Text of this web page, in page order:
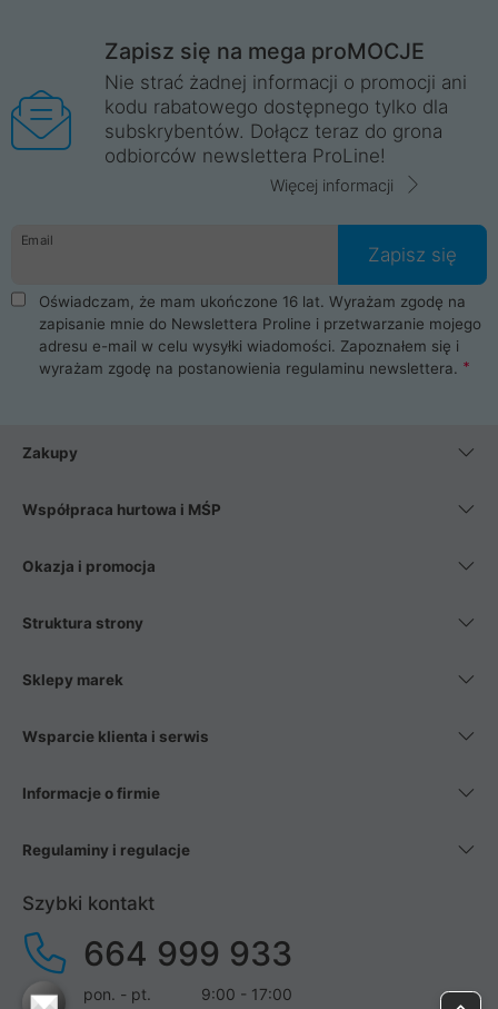
Zapisz się na mega proMOCJE
Nie strać żadnej informacji o promocji ani
kodu rabatowego dostępnego tylko dla
subskrybentów. Dołącz teraz do grona
odbiorców newslettera ProLine!
Więcej informacji
Email
Zapisz się
Oświadczam, że mam ukończone 16 lat. Wyrażam zgodę na
zapisanie mnie do Newslettera Proline i przetwarzanie mojego
adresu e-mail w celu wysyłki wiadomości. Zapoznałem się i
wyrażam zgodę na postanowienia regulaminu newslettera.
Zakupy
Współpraca hurtowa i MŚP
Okazja i promocja
Struktura strony
Sklepy marek
Wsparcie klienta i serwis
Informacje o firmie
Regulaminy i regulacje
Szybki kontakt
664 999 933
pon. - pt.
9:00 - 17:00